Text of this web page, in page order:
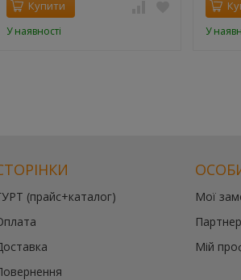
Купити
У наявності У
(прайс+каталог)
Мої
Мій